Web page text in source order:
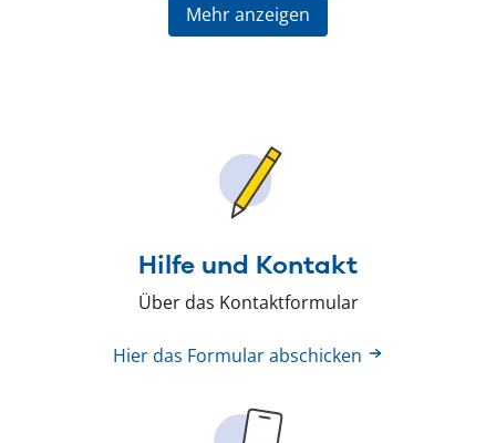
Mehr anzeigen
Hilfe und Kontakt
Über das Kontaktformular
Hier das Formular abschicken